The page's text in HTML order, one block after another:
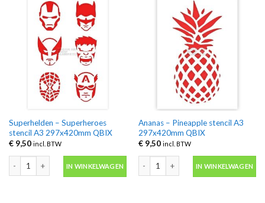
Superhelden – Superheroes
stencil A3 297x420mm QBIX
€9,50 incl. BTW
Superhelden – Superheroes stencil A3 297x420mm QBIX aantal
IN WINKELWAGEN
Ananas – Pineapple stencil A3
297x420mm QBIX
€9,50 incl. BTW
Ananas – Pineapple stencil A3
IN WINKELWAGEN